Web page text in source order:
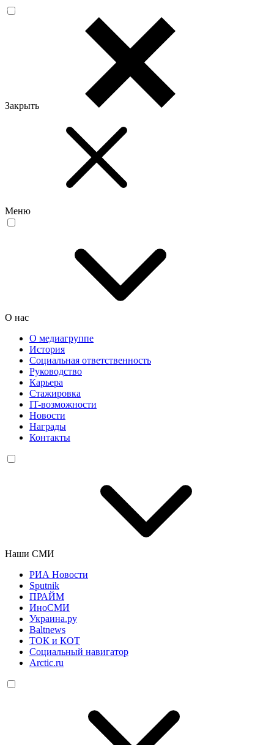
Закрыть
Меню
О нас
О медиагруппе
История
Социальная ответственность
Руководство
Карьера
Стажировка
IT-возможности
Новости
Награды
Контакты
Наши СМИ
РИА Новости
Sputnik
ПРАЙМ
ИноСМИ
Украина.ру
Baltnews
ТОК и КОТ
Социальный навигатор
Arctic.ru